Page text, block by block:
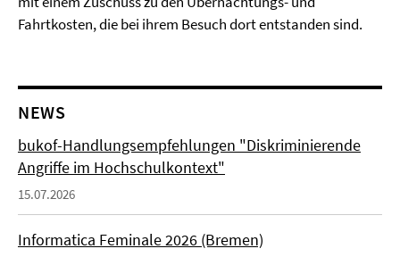
Fahrtkosten, die bei ihrem Besuch dort entstanden sind.
NEWS
bukof-Handlungsempfehlungen "Diskriminierende
Angriffe im Hochschulkontext"
15.07.2026
Informatica Feminale 2026 (Bremen)